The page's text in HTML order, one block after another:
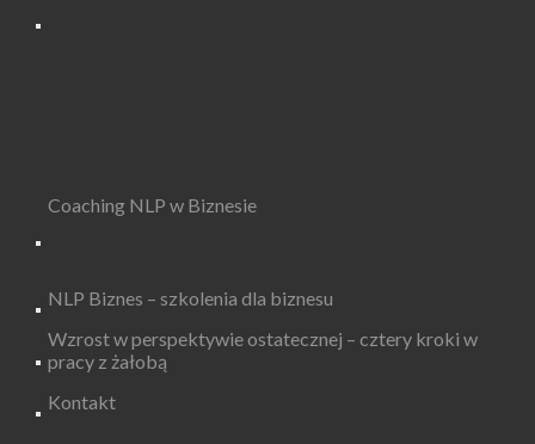
Coaching NLP w Biznesie
NLP Biznes – szkolenia dla biznesu
Wzrost w perspektywie ostatecznej – cztery kroki w
pracy z żałobą
Kontakt